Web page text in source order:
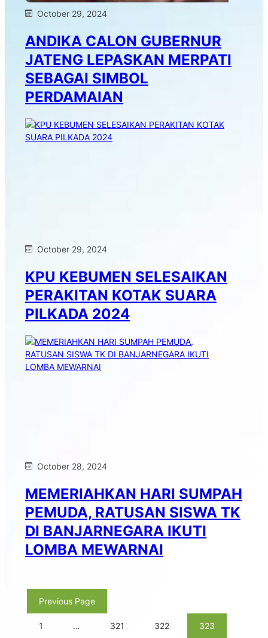
October 29, 2024
ANDIKA CALON GUBERNUR
JATENG LEPASKAN MERPATI
SEBAGAI SIMBOL
PERDAMAIAN
October 29, 2024
KPU KEBUMEN SELESAIKAN
PERAKITAN KOTAK SUARA
PILKADA 2024
October 28, 2024
MEMERIAHKAN HARI SUMPAH
PEMUDA, RATUSAN SISWA TK
DI BANJARNEGARA IKUTI
LOMBA MEWARNAI
Previous Page
1 … 321 322 323